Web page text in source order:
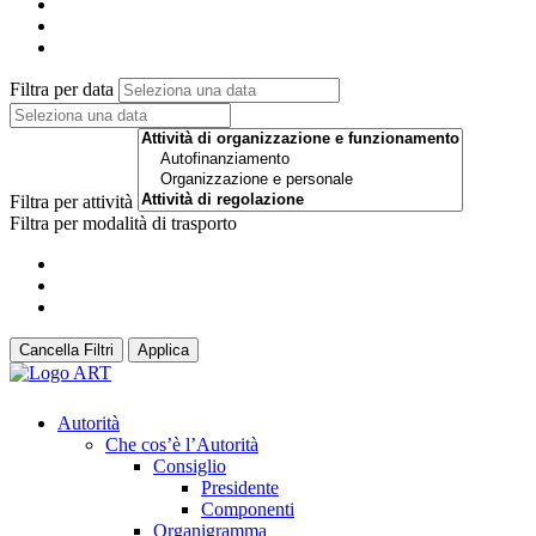
Filtra per data
Filtra per attività
Filtra per modalità di trasporto
Cancella Filtri Applica
Autorità
Che cos’è l’Autorità
Consiglio
Presidente
Componenti
Organigramma